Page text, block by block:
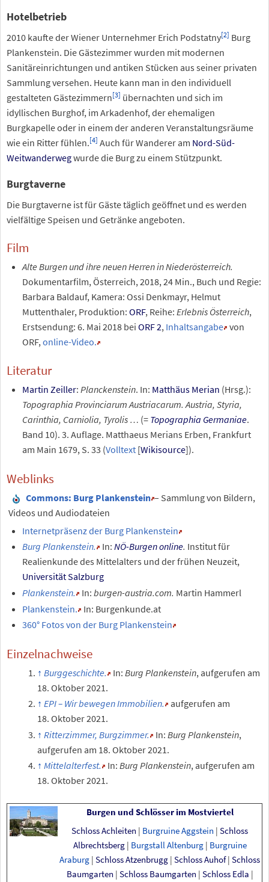
Hotelbetrieb
2010 kaufte der Wiener Unternehmer Erich Podstatny[2] Burg
Plankenstein. Die Gästezimmer wurden mit modernen
Sanitäreinrichtungen und antiken Stücken aus seiner privaten
Sammlung versehen. Heute kann man in den individuell
gestalteten Gästezimmern[3] übernachten und sich im
idyllischen Burghof, im Arkadenhof, der ehemaligen
Burgkapelle oder in einem der anderen Veranstaltungsräume
wie ein Ritter fühlen.[4] Auch für Wanderer am Nord-Süd-
Weitwanderwegwurde die Burg zu einem Stützpunkt.
Burgtaverne
Die Burgtaverne ist für Gäste täglich geöffnet und es werden
vielfältige Speisen und Getränke angeboten.
Film
Alte Burgen und ihre neuen Herren in Niederösterreich.
Dokumentarfilm, Österreich, 2018, 24 Min., Buch und Regie:
Barbara Baldauf, Kamera: Ossi Denkmayr, Helmut
Muttenthaler, Produktion: ORF, Reihe: Erlebnis Österreich,
Erstsendung: 6. Mai 2018 bei ORF 2, Inhaltsangabe von
ORF, online-Video.
Literatur
Martin Zeiller: Planckenstein. In: Matthäus Merian (Hrsg.):
Topographia Provinciarum Austriacarum. Austria, Styria,
Carinthia, Carniolia, Tyrolis … (= Topographia Germaniae.
Band 10). 3. Auflage. Matthaeus Merians Erben, Frankfurt
am Main 1679, S. 33 (Volltext [Wikisource]).
Weblinks
Commons: Burg Plankenstein – Sammlung von Bildern,
Videos und Audiodateien
Internetpräsenz der Burg Plankenstein
Burg Plankenstein.
In: NÖ-Burgen online. Institut für
Realienkunde des Mittelalters und der frühen Neuzeit,
Universität Salzburg
Plankenstein.
In: burgen-austria.com. Martin Hammerl
Plankenstein. In: Burgenkunde.at
360° Fotos von der Burg Plankenstein
Einzelnachweise
Burggeschichte. In:Burg Plankenstein, aufgerufen am
18. Oktober 2021.
EPI – Wir bewegen Immobilien.
aufgerufen am
18. Oktober 2021.
Ritterzimmer, Burgzimmer.
In:Burg Plankenstein,
aufgerufen am 18. Oktober 2021.
Mittelalterfest.
In:Burg Plankenstein, aufgerufen am
18. Oktober 2021.
Burgen und Schlösser im Mostviertel
Schloss Achleiten | Burgruine Aggstein | Schloss
Albrechtsberg | Burgstall Altenburg | Burgruine
Araburg | Schloss Atzenbrugg | Schloss Auhof | Schloss
Baumgarten | Schloss Baumgarten | Schloss Edla |